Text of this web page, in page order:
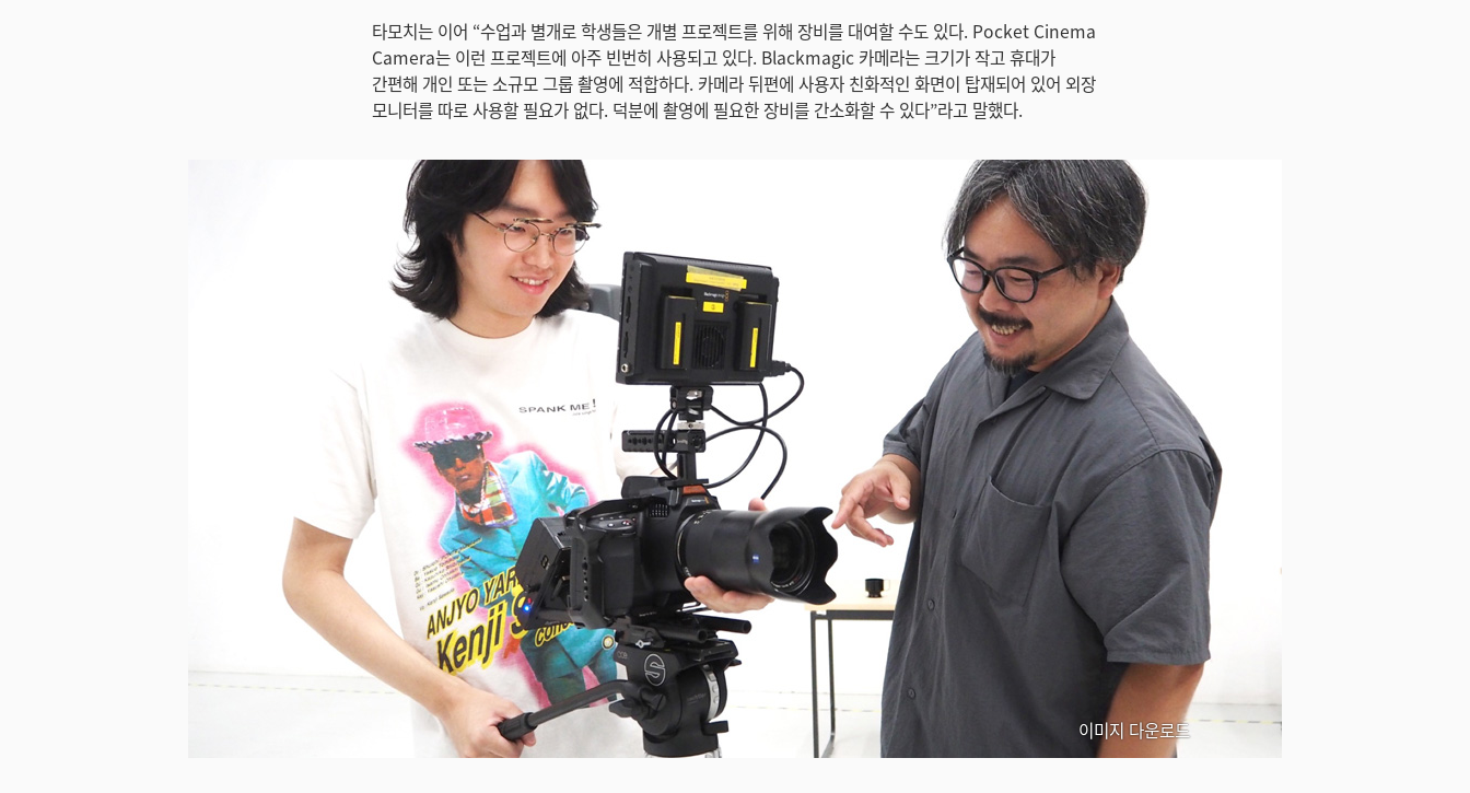
타모치는 이어 “수업과 별개로 학생들은 개별 프로젝트를 위해 장비를 대여할 수도 있다. Pocket Cinema
Camera는 이런 프로젝트에 아주 빈번히 사용되고 있다. Blackmagic 카메라는 크기가 작고 휴대가
간편해 개인 또는 소규모 그룹 촬영에 적합하다. 카메라 뒤편에 사용자 친화적인 화면이 탑재되어 있어 외장
모니터를 따로 사용할 필요가 없다. 덕분에 촬영에 필요한 장비를 간소화할 수 있다”라고 말했다.
이미지 다운로드